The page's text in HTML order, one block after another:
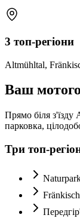
3 топ-регіони
Altmühltal,
Ваш
Прямо біля з'їзду
парковка,
Три топ-